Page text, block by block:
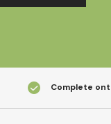
Complete